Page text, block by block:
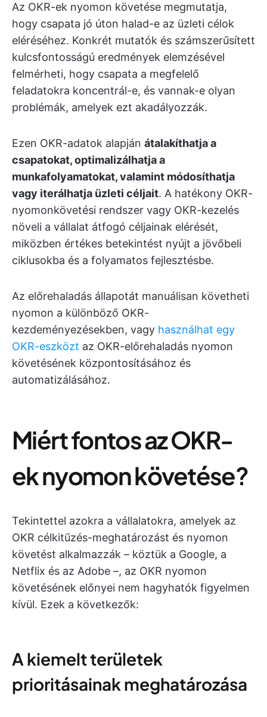
Az OKR-ek nyomon követése megmutatja,
hogy csapata jó úton halad-e az üzleti célok
eléréséhez. Konkrét mutatók és számszerűsített
kulcsfontosságú eredmények elemzésével
felmérheti, hogy csapata a megfelelő
feladatokra koncentrál-e, és vannak-e olyan
problémák, amelyek ezt akadályozzák.
Ezen OKR-adatok alapján átalakíthatja a
csapatokat, optimalizálhatja a
munkafolyamatokat, valamint módosíthatja
vagy iterálhatja üzleti céljait. A hatékony OKR-
nyomonkövetési rendszer vagy OKR-kezelés
növeli a vállalat átfogó céljainak elérését,
miközben értékes betekintést nyújt a jövőbeli
ciklusokba és a folyamatos fejlesztésbe.
Az előrehaladás állapotát manuálisan követheti
nyomon a különböző OKR-
kezdeményezésekben, vagy használhat egy
OKR-eszközt az OKR-előrehaladás nyomon
követésének központosításához és
automatizálásához.
Miért fontos az OKR-
ek nyomon követése?
Tekintettel azokra a vállalatokra, amelyek az
OKR célkitűzés-meghatározást és nyomon
követést alkalmazzák – köztük a Google, a
Netflix és az Adobe –, az OKR nyomon
követésének előnyei nem hagyhatók figyelmen
kívül. Ezek a következők:
A kiemelt területek
prioritásainak meghatározása